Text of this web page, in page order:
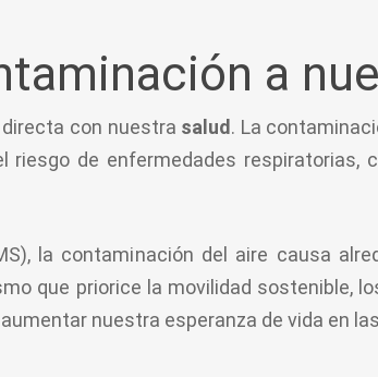
a
con nuestra salud . La
de enfermedades respiratorias,
la contaminación del aire causa
que priorice la movilidad sostenible,
nuestra esperanza de vida en